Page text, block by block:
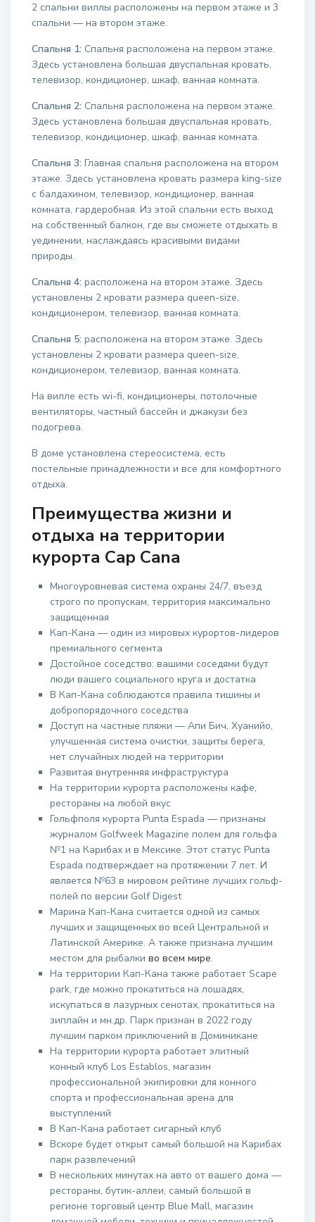
2 спальни виллы расположены на первом этаже и 3
спальни — на втором этаже.
Спальня 1: Спальня расположена на первом этаже.
Здесь установлена большая двуспальная кровать,
телевизор, кондиционер, шкаф, ванная комната.
Спальня 2: Спальня расположена на первом этаже.
Здесь установлена большая двуспальная кровать,
телевизор, кондиционер, шкаф, ванная комната.
Спальня 3: Главная спальня расположена на втором
этаже. Здесь установлена кровать размера king-size
с балдахином, телевизор, кондиционер, ванная
комната, гардеробная. Из этой спальни есть выход
на собственный балкон, где вы сможете отдыхать в
уединении, наслаждаясь красивыми видами
природы.
Спальня 4: расположена на втором этаже. Здесь
установлены 2 кровати размера queen-size,
кондиционером, телевизор, ванная комната.
Спальня 5: расположена на втором этаже. Здесь
установлены 2 кровати размера queen-size,
кондиционером, телевизор, ванная комната.
На вилле есть wi-fi, кондиционеры, потолочные
вентиляторы, частный бассейн и джакузи без
подогрева.
В доме установлена стереосистема, есть
постельные принадлежности и все для комфортного
отдыха.
Преимущества жизни и
отдыха на территории
курорта Cap Cana
Многоуровневая система охраны 24/7, въезд
строго по пропускам, территория максимально
защищенная
Кап-Кана — один из мировых курортов-лидеров
премиального сегмента
Достойное соседство: вашими соседями будут
люди вашего социального круга и достатка
В Кап-Кана соблюдаются правила тишины и
добропорядочного соседства
Доступ на частные пляжи — Апи Бич, Хуанийо,
улучшенная система очистки, защиты берега,
нет случайных людей на территории
Развитая внутренняя инфраструктура
На территории курорта расположены кафе,
рестораны на любой вкус
Гольфполя курорта Punta Espada — признаны
журналом Golfweek Magazine полем для гольфа
№1 на Карибах и в Мексике. Этот статус Punta
Espada подтверждает на протяжении 7 лет. И
является №63 в мировом рейтине лучших гольф-
полей по версии Golf Digest
Марина Кап-Кана считается одной из самых
лучших и защищенных во всей Центральной и
Латинской Америке. А также признана лучшим
местом для рыбалки во всем мире.
На территории Кап-Кана также работает Scape
park, где можно прокатиться на лошадях,
искупаться в лазурных сенотах, прокатиться на
зиплайн и мн.др. Парк признан в 2022 году
лучшим парком приключений в Доминикане
На территории курорта работает элитный
конный клуб Los Establos, магазин
профессиональной экипировки для конного
спорта и профессиональная арена для
выступлений
В Кап-Кана работает сигарный клуб
Вскоре будет открыт самый большой на Карибах
парк развлечений
В нескольких минутах на авто от вашего дома —
рестораны, бутик-аллеи, самый большой в
регионе торговый центр Blue Mall, магазин